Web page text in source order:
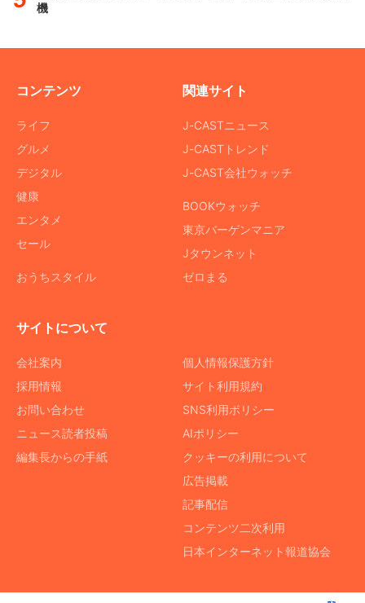
機
コンテンツ
ライフ
グルメ
デジタル
健康
エンタメ
セール
おうちスタイル
関連サイト
J-CASTニュース
J-CASTトレンド
J-CAST会社ウォッチ
BOOKウォッチ
東京バーゲンマニア
Jタウンネット
ゼロまる
サイトについて
会社案内
採用情報
お問い合わせ
ニュース読者投稿
編集長からの手紙
個人情報保護方針
サイト利用規約
SNS利用ポリシー
AIポリシー
クッキーの利用について
広告掲載
記事配信
コンテンツ二次利用
日本インターネット報道協会